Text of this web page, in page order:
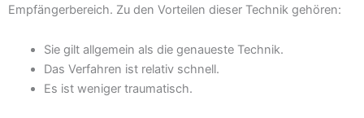
Empfängerbereich. Zu den Vorteilen dieser Technik gehören:
Sie gilt allgemein als die genaueste Technik.
Das Verfahren ist relativ schnell.
Es ist weniger traumatisch.